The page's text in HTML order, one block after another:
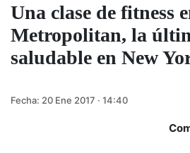
Una clase de fitness
Metropolitan, la
saludable en New
Fecha: 20 Ene 2017 · 14:40